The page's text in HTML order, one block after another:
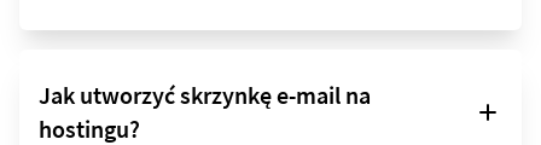
Jak utworzyć skrzynkę e-mail na
hostingu?